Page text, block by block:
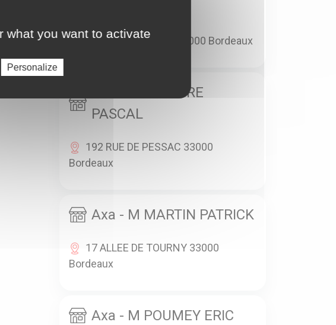
228 RUE TURENNE 33000 Bordeaux
Axa - M LESCURE
PASCAL
192 RUE DE PESSAC 33000
Bordeaux
Axa - M MARTIN PATRICK
17 ALLEE DE TOURNY 33000
Bordeaux
Axa - M POUMEY ERIC
what you want to activate
Personalize